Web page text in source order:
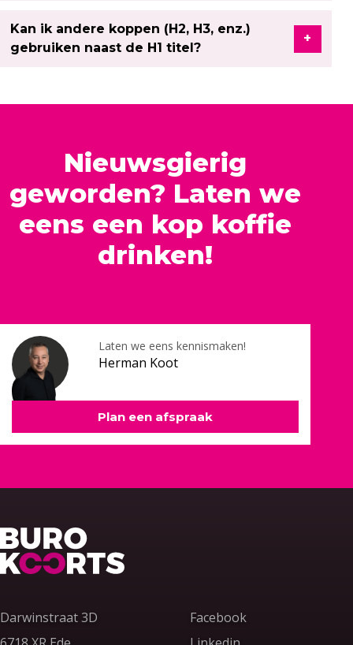
Kan ik andere koppen (H2, H3, enz.)
gebruiken naast de H1 titel?
Nieuwsgierig
geworden? Laten we
eens een kop koffie
drinken!
Herman Koot
Laten we eens kennismaken!
Plan een afspraak
Terug naar home
Darwinstraat 3D
Facebook